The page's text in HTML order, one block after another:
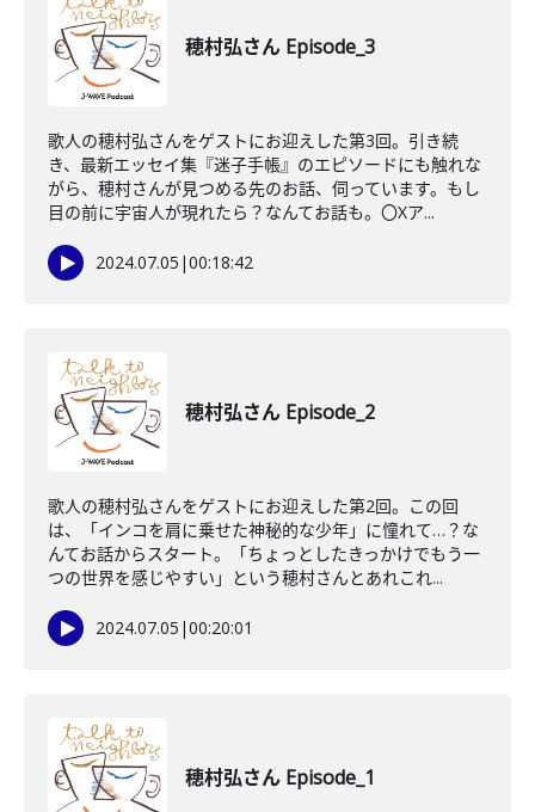
穂村弘さん Episode_3
歌人の穂村弘さんをゲストにお迎えした第3回。引き続
き、最新エッセイ集『迷子手帳』のエピソードにも触れな
がら、穂村さんが見つめる先のお話、伺っています。もし
目の前に宇宙人が現れたら？なんてお話も。〇Xア...
2024.07.05 |00:18:42
穂村弘さん Episode_2
歌人の穂村弘さんをゲストにお迎えした第2回。この回
は、「インコを肩に乗せた神秘的な少年」に憧れて…？な
んてお話からスタート。「ちょっとしたきっかけでもう一
つの世界を感じやすい」という穂村さんとあれこれ...
2024.07.05 |00:20:01
穂村弘さん Episode_1